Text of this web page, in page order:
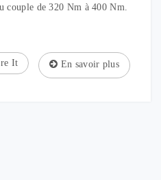
couple de 320 Nm à 400 Nm.
En savoir plus
It